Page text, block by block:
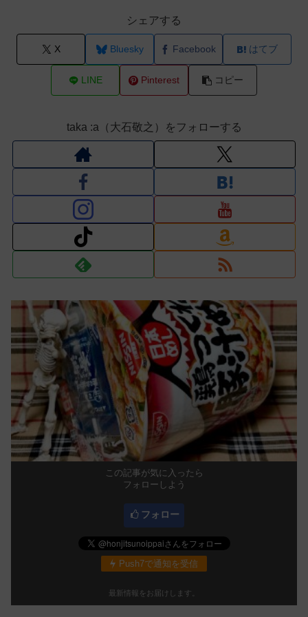
シェアする
X Bluesky Facebook はてブ
LINE Pinterest コピー
taka :a（大石敬之）をフォローする
この記事が気に入ったら
フォローしよう
フォロー
Push7で通知を受信
最新情報をお届けします。